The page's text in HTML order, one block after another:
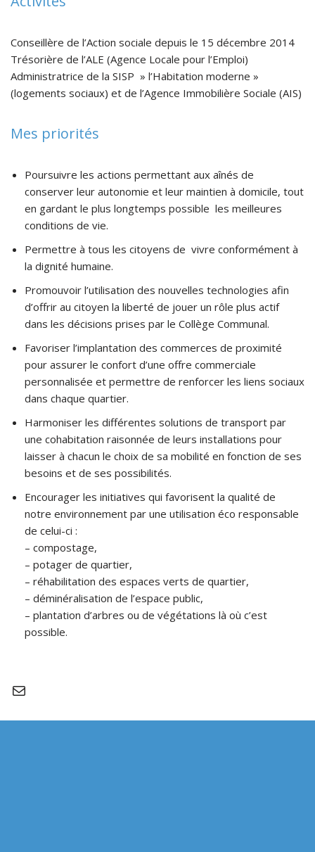
Conseillère de l’Action sociale depuis le 15 décembre 2014
Trésorière de l’ALE (Agence Locale pour l’Emploi)
Administratrice de la SISP » l’Habitation moderne »
(logements sociaux) et de l’Agence Immobilière Sociale (AIS)
Mes priorités
Poursuivre les actions permettant aux aînés de
conserver leur autonomie et leur maintien à domicile, tout
en gardant le plus longtemps possible les meilleures
conditions de vie.
Permettre à tous les citoyens de vivre conformément à
la dignité humaine.
Promouvoir l’utilisation des nouvelles technologies afin
d’offrir au citoyen la liberté de jouer un rôle plus actif
dans les décisions prises par le Collège Communal.
Favoriser l’implantation des commerces de proximité
pour assurer le confort d’une offre commerciale
personnalisée et permettre de renforcer les liens sociaux
dans chaque quartier.
Harmoniser les différentes solutions de transport par
une cohabitation raisonnée de leurs installations pour
laisser à chacun le choix de sa mobilité en fonction de ses
besoins et de ses possibilités.
Encourager les initiatives qui favorisent la qualité de
notre environnement par une utilisation éco responsable
de celui-ci :
– compostage,
– potager de quartier,
– réhabilitation des espaces verts de quartier,
– déminéralisation de l’espace public,
– plantation d’arbres ou de végétations là où c’est
possible.